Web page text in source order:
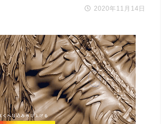
2020年11月14日